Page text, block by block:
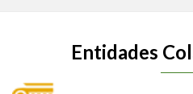
Entidades